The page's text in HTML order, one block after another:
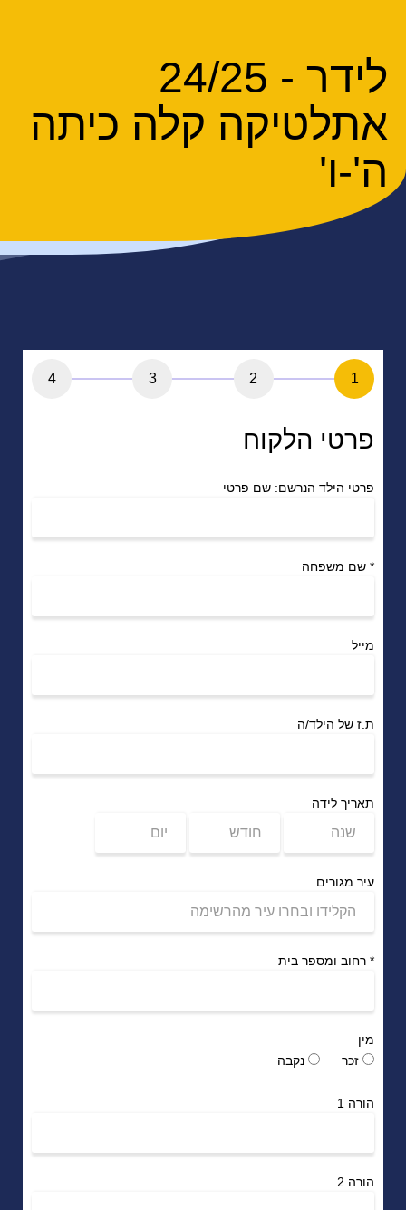
לידר - 24/25
אתלטיקה קלה כיתה
ה'-ו'
1
2
3
4
פרטי הלקוח
פרטי הילד הנרשם: שם פרטי
* שם משפחה
מייל
ת.ז של הילד/ה
תאריך לידה
עיר מגורים
* רחוב ומספר בית
מין
זכר
נקבה
הורה 1
הורה 2